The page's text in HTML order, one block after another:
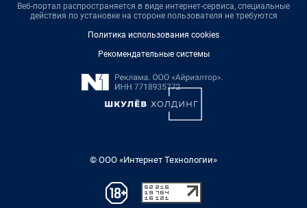
Веб-портал распространяется в виде интернет-сервиса, специальные
действия по установке на стороне пользователя не требуются
Политика использования cookies
Рекомендательные системы
© ООО «Интернет Технологии»